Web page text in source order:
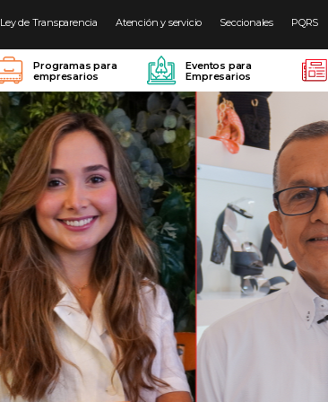
Ley de Transparencia Atención y servicio Seccionales PQRS
Programas para
empresarios
Eventos para
Empresarios